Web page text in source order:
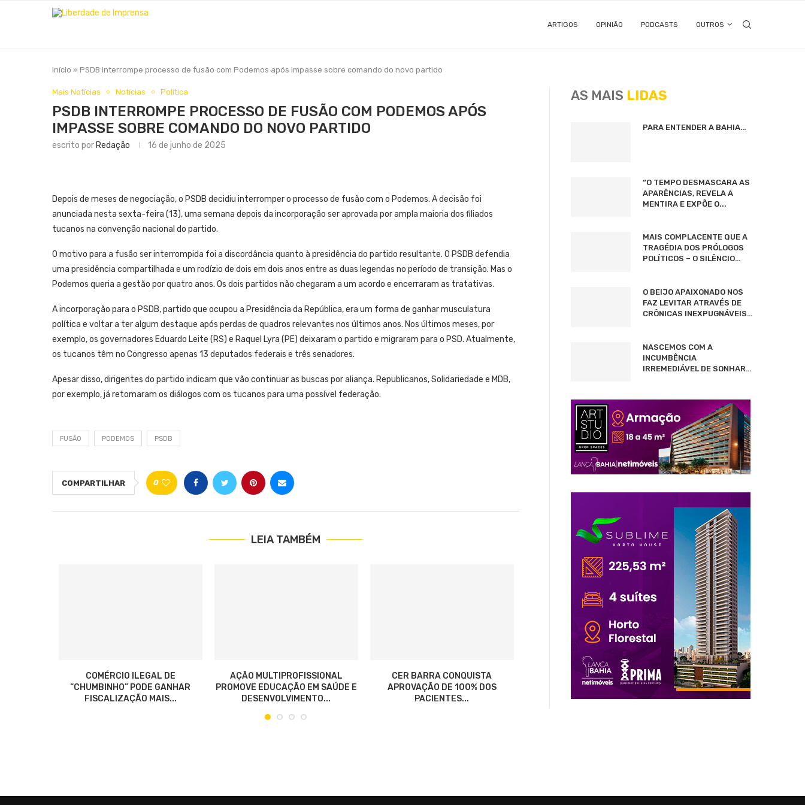
ARTIGOS OPINIÃO PODCASTS OUTROS
Início » PSDB interrompe processo de fusão com Podemos após impasse sobre comando do novo partido
Mais Notícias Notícias Política
PSDB INTERROMPE PROCESSO DE FUSÃO COM PODEMOS APÓS
IMPASSE SOBRE COMANDO DO NOVO PARTIDO
escrito por Redação 16 de junho de 2025
Depois de meses de negociação, o PSDB decidiu interromper o processo de fusão com o Podemos. A decisão foi
anunciada nesta sexta-feira (13), uma semana depois da incorporação ser aprovada por ampla maioria dos filiados
tucanos na convenção nacional do partido.
O motivo para a fusão ser interrompida foi a discordância quanto à presidência do partido resultante. O PSDB defendia
uma presidência compartilhada e um rodízio de dois em dois anos entre as duas legendas no período de transição. Mas o
Podemos queria a gestão por quatro anos. Os dois partidos não chegaram a um acordo e encerraram as tratativas.
A incorporação para o PSDB, partido que ocupou a Presidência da República, era um forma de ganhar musculatura
política e voltar a ter algum destaque após perdas de quadros relevantes nos últimos anos. Nos últimos meses, por
exemplo, os governadores Eduardo Leite (RS) e Raquel Lyra (PE) deixaram o partido e migraram para o PSD. Atualmente,
os tucanos têm no Congresso apenas 13 deputados federais e três senadores.
Apesar disso, dirigentes do partido indicam que vão continuar as buscas por aliança. Republicanos, Solidariedade e MDB,
por exemplo, já retomaram os diálogos com os tucanos para uma possível federação.
FUSÃO PODEMOS PSDB
COMPARTILHAR 0
LEIA TAMBÉM
COMÉRCIO ILEGAL DE
“CHUMBINHO” PODE GANHAR
FISCALIZAÇÃO MAIS...
AÇÃO MULTIPROFISSIONAL
PROMOVE EDUCAÇÃO EM SAÚDE E
DESENVOLVIMENTO...
CER BARRA CONQUISTA
APROVAÇÃO DE 100% DOS
PACIENTES...
VETERINÁRIO WILSON GRASSI
OFICIALIZA CANDIDATURA À
PRESIDÊNCIA E...
APÓS QUASE DUAS
FECHADA, CAPELA DO
AS MAIS LIDAS
PARA ENTENDER A BAHIA…
“O TEMPO DESMASCARA AS
APARÊNCIAS, REVELA A
MENTIRA E EXPÕE O...
MAIS COMPLACENTE QUE A
TRAGÉDIA DOS PRÓLOGOS
POLÍTICOS – O SILÊNCIO…
O BEIJO APAIXONADO NOS
FAZ LEVITAR ATRAVÉS DE
CRÔNICAS INEXPUGNÁVEIS…
NASCEMOS COM A
INCUMBÊNCIA
IRREMEDIÁVEL DE SONHAR…